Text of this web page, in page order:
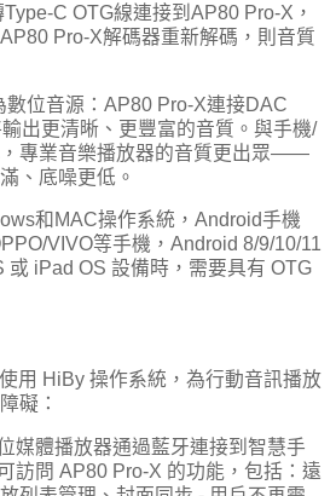
C OTG線連接到AP80 Pro-X，
Pro-X解碼器重新解碼，則音質
位音源：AP80 Pro-X連接DAC
出更清晰、更豐富的音質。與手機/
專業音樂播放器的音質更出眾——
、底噪更低。
和MAC操作系統，Android手機
VIVO等手機，Android 8/9/10/11
或 iPad OS 設備時，需要具有 OTG
用 HiBy 操作系統，為行動音訊播放
礙：
媒體播放器通過藍牙連接到智慧手
訪問 AP80 Pro-X 的功能，包括：遠